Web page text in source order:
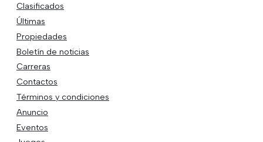
Clasificados
Últimas
Propiedades
Boletín de noticias
Carreras
Contactos
Términos y condiciones
Anuncio
Eventos